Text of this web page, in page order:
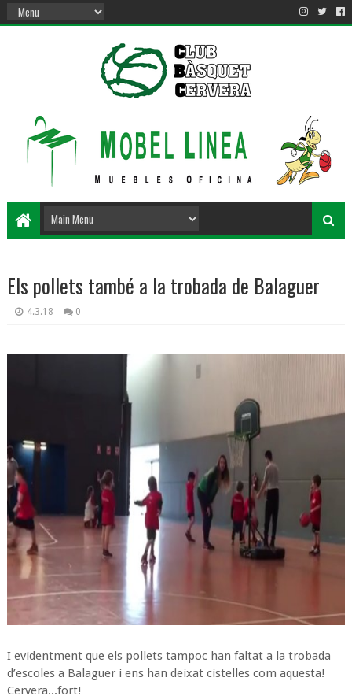
Els pollets també a la trobada de Balaguer
4.3.18 0
I evidentment que els pollets tampoc han faltat a la trobada
d’escoles a Balaguer i ens han deixat cistelles com aquesta!
Cervera...fort!